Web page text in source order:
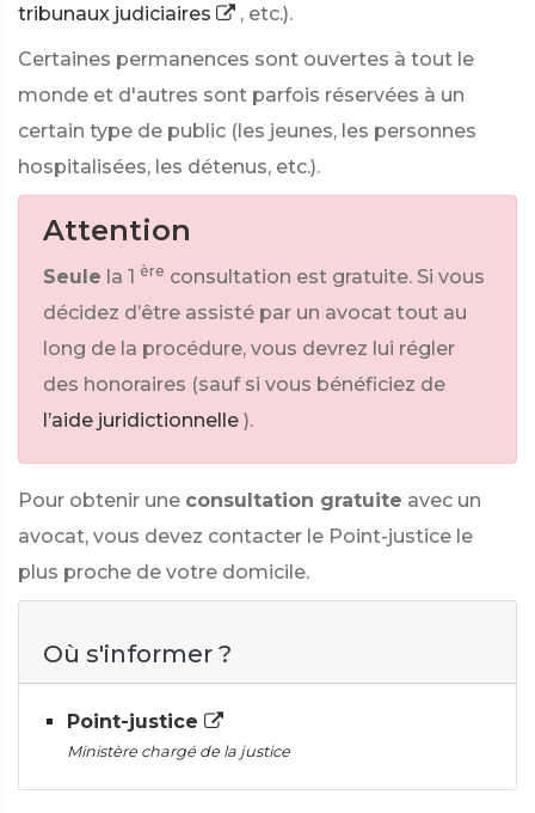
tribunaux judiciaires
, etc.).
Certaines permanences sont ouvertes à tout le
monde et d'autres sont parfois réservées à un
certain type de public (les jeunes, les personnes
hospitalisées, les détenus, etc.).
Attention
Seule la 1 ère consultation est gratuite. Si vous
décidez d’être assisté par un avocat tout au
long de la procédure, vous devrez lui régler
des honoraires (sauf si vous bénéficiez de
l’aide juridictionnelle ).
Pour obtenir une consultation gratuite avec un
avocat, vous devez contacter le Point-justice le
plus proche de votre domicile.
Où s'informer ?
Point-justice
Ministère chargé de la justice